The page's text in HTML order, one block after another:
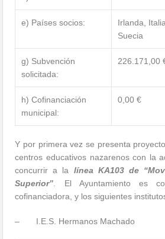
e) Países socios:
Irlanda,
Suecia
g) Subvención
solicitada:
226.171,00
h) Cofinanciación
municipal:
0,00 €
Y por primera vez se presenta
centros educativos nazarenos con la
concurrir a la línea KA103 de
Superior” . El Ayuntamiento es
cofinanciadora, y los siguientes
– I.E.S. Hermanos Machado